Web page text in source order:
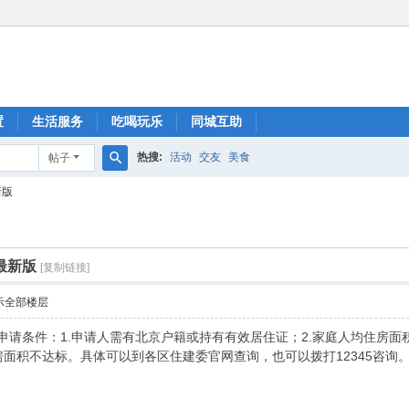
生活服务 吃喝玩乐 同城互助
帖子 热搜: 活动 交友 美食
新版 [复制链接]
全部楼层
请条件：1.申请人需有北京户籍或持有有效居住证；2.家庭人均住房
积不达标。具体可以到各区住建委官网查询，也可以拨打12345咨询。